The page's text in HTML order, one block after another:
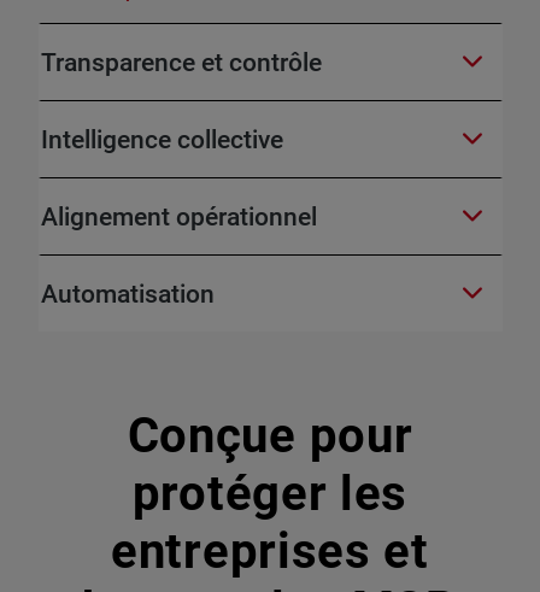
Transparence et contrôle
Intelligence collective
Alignement opérationnel
Automatisation
Conçue pour
protéger les
entreprises et